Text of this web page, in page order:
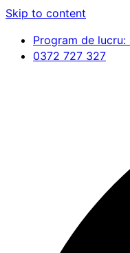
Skip to content
Program de
0372 727 327